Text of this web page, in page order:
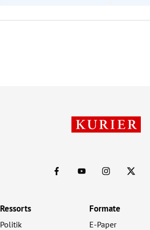
Ressorts
Politik
Formate
E-Paper